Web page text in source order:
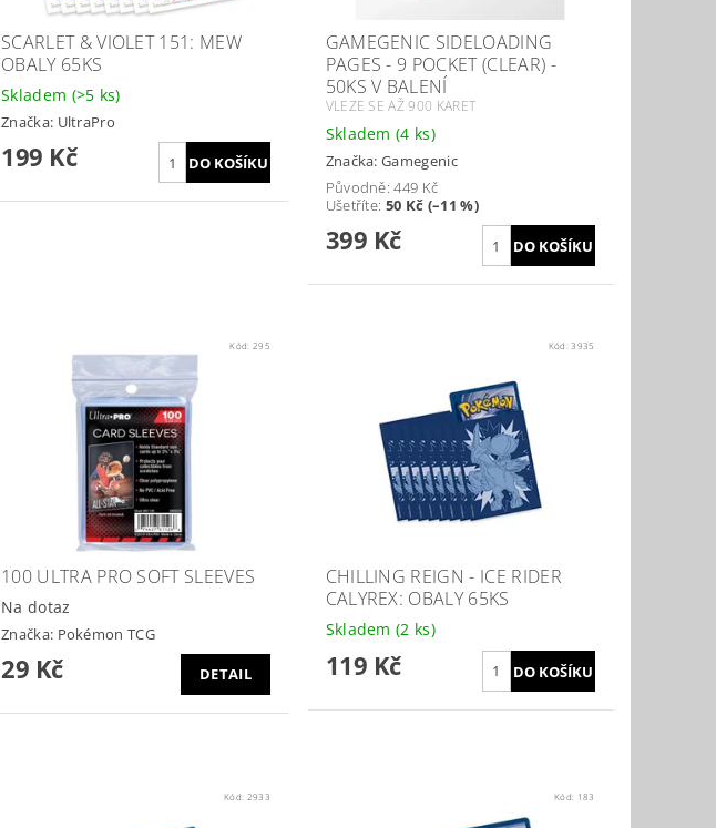
SCARLET & VIOLET 151: MEW
OBALY 65KS
Skladem (>5 ks)
Značka: UltraPro
199 Kč
GAMEGENIC SIDELOADING
PAGES - 9 POCKET (CLEAR) -
50KS V BALENÍ
VLEZE SE AŽ 900 KARET
Skladem(4 ks)
Značka:Gamegenic
Původně:449 Kč
Ušetříte: 50 Kč (–11 %)
399 Kč
Kód:295
100 ULTRA PRO SOFT SLEEVES
Na dotaz
Značka: Pokémon TCG
29 Kč DETAIL
Kód:3935
CHILLING REIGN - ICE RIDER
CALYREX: OBALY 65KS
Skladem(2 ks)
119 Kč
Kód: 2933 Kód: 183